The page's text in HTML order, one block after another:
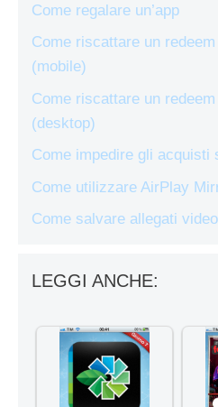
Come regalare un’app
Come riscattare un redeem
(mobile)
Come riscattare un redeem
(desktop)
Come impedire gli acquisti
Come utilizzare AirPlay
Come salvare allegati
LEGGI ANCHE: